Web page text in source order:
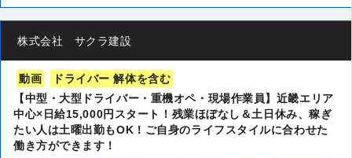
株式会社 サクラ建設
動画
ドライバー 解体を含む
【中型・大型ドライバー・重機オペ・現場作業員】近畿エリア
中心×日給15,000円スタート！残業ほぼなし＆土日休み、稼ぎ
たい人は土曜出勤もOK！ご自身のライフスタイルに合わせた
働き方ができます！